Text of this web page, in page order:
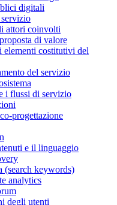
digitali
attori coinvolti
di valore
elementi costitutivi del
del servizio
i flussi di servizio
progettazione
e il linguaggio
(search keywords)
analytics
degli utenti